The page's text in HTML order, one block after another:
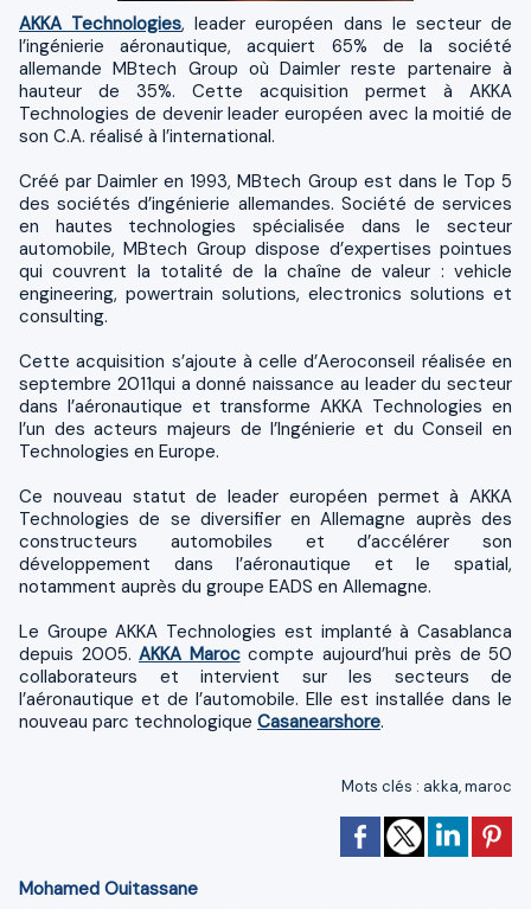
AKKA Technologies, leader européen dans le secteur de
l’ingénierie aéronautique, acquiert 65% de la société
allemande MBtech Group où Daimler reste partenaire à
hauteur de 35%. Cette acquisition permet à AKKA
Technologies de devenir leader européen avec la moitié de
son C.A. réalisé à l’international.
Créé par Daimler en 1993, MBtech Group est dans le Top 5
des sociétés d’ingénierie allemandes. Société de services
en hautes technologies spécialisée dans le secteur
automobile, MBtech Group dispose d’expertises pointues
qui couvrent la totalité de la chaîne de valeur : vehicle
engineering, powertrain solutions, electronics solutions et
consulting.
Cette acquisition s’ajoute à celle d’Aeroconseil réalisée en
septembre 2011qui a donné naissance au leader du secteur
dans l’aéronautique et transforme AKKA Technologies en
l’un des acteurs majeurs de l’Ingénierie et du Conseil en
Technologies en Europe.
Ce nouveau statut de leader européen permet à AKKA
Technologies de se diversifier en Allemagne auprès des
constructeurs automobiles et d’accélérer son
développement dans l’aéronautique et le spatial,
notamment auprès du groupe EADS en Allemagne.
Le Groupe AKKA Technologies est implanté à Casablanca
depuis 2005. AKKA Maroccompte aujourd’hui près de 50
collaborateurs et intervient sur les secteurs de
l’aéronautique et de l’automobile. Elle est installée dans le
nouveau parc technologique Casanearshore.
Mots clés : akka,maroc
Mohamed Ouitassane